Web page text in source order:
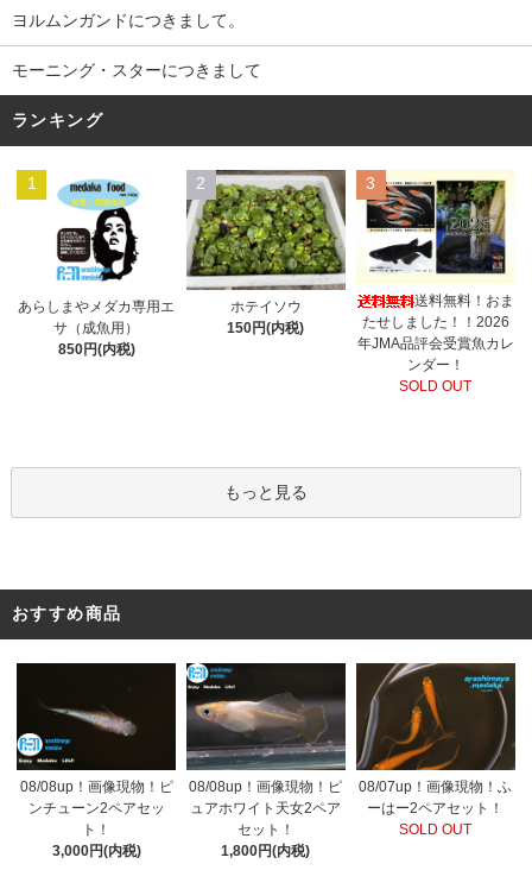
ヨルムンガンドにつきまして。
モーニング・スターにつきまして
ランキング
1
あらしまやメダカ専用エ
サ（成魚用）
850円(内税)
2
ホテイソウ
150円(内税)
3
送料無料！おま
たせしました！！2026
年JMA品評会受賞魚カレ
ンダー！
SOLD OUT
もっと見る
おすすめ商品
08/08up！画像現物！ピ
ンチューン2ペアセッ
ト！
3,000円(内税)
08/08up！画像現物！ピ
ュアホワイト天女2ペア
セット！
1,800円(内税)
08/07up！画像現物！ふ
ーはー2ペアセット！
SOLD OUT